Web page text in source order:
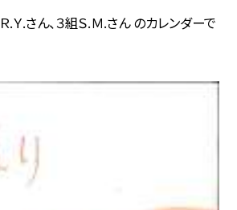
.Ｙ.さん、３組Ｓ.Ｍ.さん のカレンダーで